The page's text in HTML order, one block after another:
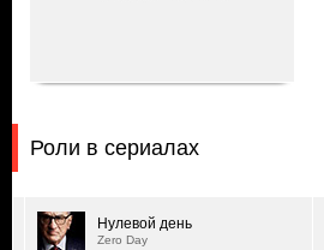
Роли в сериалах
Нулевой день
Zero Day